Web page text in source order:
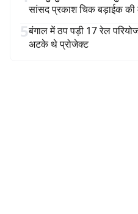
सांसद प्रकाश चिक बड़ाईक की
5बंगाल में ठप पड़ी 17 रेल
अटके थे प्रोजेक्ट